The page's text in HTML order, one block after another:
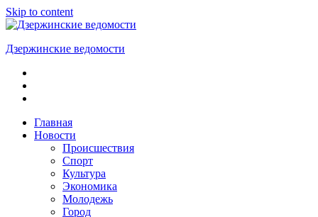
Skip to content
Дзержинские ведомости
ОБЩЕСТВЕННО-
ПОЛИТИЧЕСКАЯ
ГАЗЕТАГлавная
Новости
Происшествия
Спорт
Культура
Экономика
Молодежь
Город